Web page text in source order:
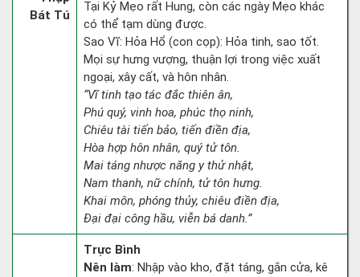
Bát Tú
Tại Kỷ Mẹo rất Hung, còn các ngày Mẹo khác
có thể tạm dùng được.
Sao Vĩ: Hỏa Hổ (con cọp): Hỏa tinh, sao tốt.
Mọi sự hưng vượng, thuận lợi trong việc xuất
ngoại, xây cất, và hôn nhân.
“Vĩ tinh tạo tác đắc thiên ân,
Phú quý, vinh hoa, phúc thọ ninh,
Chiêu tài tiến bảo, tiến điền địa,
Hòa hợp hôn nhân, quý tử tôn.
Mai táng nhược năng y thử nhật,
Nam thanh, nữ chính, tử tôn hưng.
Khai môn, phóng thủy, chiêu điền địa,
Đại đại công hầu, viễn bá danh.”
Trực Bình
Nên làm: Nhập vào kho, đặt táng, gắn cửa, kê